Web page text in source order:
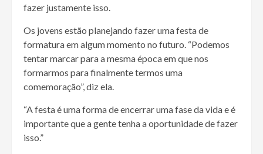
fazer justamente isso.
Os jovens estão planejando fazer uma festa de
formatura em algum momento no futuro. “Podemos
tentar marcar para a mesma época em que nos
formarmos para finalmente termos uma
comemoração”, diz ela.
“A festa é uma forma de encerrar uma fase da vida e é
importante que a gente tenha a oportunidade de fazer
isso.”